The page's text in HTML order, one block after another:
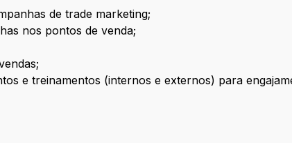
de trade marketing;
nos pontos de venda;
e treinamentos (internos e externos) para